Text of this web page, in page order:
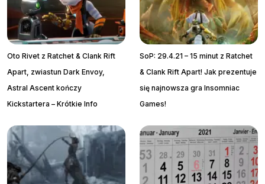
Oto Rivet z Ratchet & Clank Rift
Apart, zwiastun Dark Envoy,
Astral Ascent kończy
Kickstartera – Krótkie Info
SoP: 29.4.21 – 15 minut z Ratchet
& Clank Rift Apart! Jak prezentuje
się najnowsza gra Insomniac
Games!